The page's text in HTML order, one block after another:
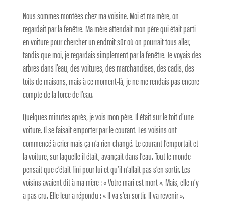
Nous sommes montées chez ma voisine. Moi et ma mère, on
regardait par la fenêtre. Ma mère attendait mon père qui était parti
en voiture pour chercher un endroit sûr où on pourrait tous aller,
tandis que moi, je regardais simplement par la fenêtre. Je voyais des
arbres dans l’eau, des voitures, des marchandises, des cadis, des
toits de maisons, mais à ce moment-là, je ne me rendais pas encore
compte de la force de l’eau.
Quelques minutes après, je vois mon père. Il était sur le toit d’une
voiture. Il se faisait emporter par le courant. Les voisins ont
commencé à crier mais ça n’a rien changé. Le courant l’emportait et
la voiture, sur laquelle il était, avançait dans l’eau. Tout le monde
pensait que c’était fini pour lui et qu’il n’allait pas s’en sortir. Les
voisins avaient dit à ma mère : « Votre mari est mort ». Mais, elle n’y
a pas cru. Elle leur a répondu : « Il va s’en sortir. Il va revenir ».